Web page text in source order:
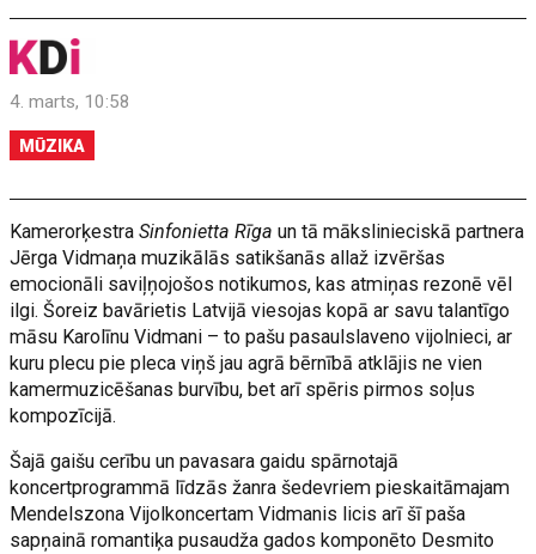
4. marts, 10:58
MŪZIKA
KamerorķestraSinfonietta Rīga un tā mākslinieciskā partnera
Jērga Vidmaņa muzikālās satikšanās allaž izvēršas
emocionāli saviļņojošos notikumos, kas atmiņas rezonē vēl
ilgi. Šoreiz bavārietis Latvijā viesojas kopā ar savu talantīgo
māsu Karolīnu Vidmani – to pašu pasaulslaveno vijolnieci, ar
kuru plecu pie pleca viņš jau agrā bērnībā atklājis ne vien
kamermuzicēšanas burvību, bet arī spēris pirmos soļus
kompozīcijā.
Šajā gaišu cerību un pavasara gaidu spārnotajā
koncertprogrammā līdzās žanra šedevriem pieskaitāmajam
Mendelszona Vijolkoncertam Vidmanis licis arī šī paša
sapņainā romantiķa pusaudža gados komponēto Desmito